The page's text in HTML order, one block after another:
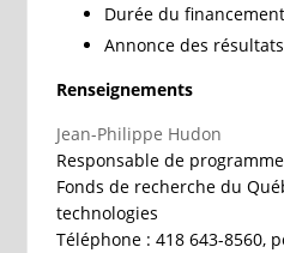
Durée du
Annonce des
Renseignements
Jean-Philippe Hudon
Responsable de
Fonds de recherche du
technologies
Téléphone : 418 643-8560,